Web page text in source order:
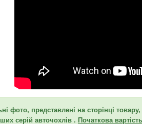
фото, представлені на сторінці
серій авточохлів . Початкова